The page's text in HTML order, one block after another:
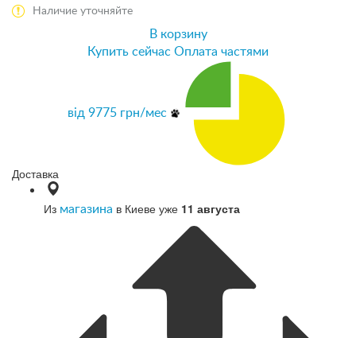
Наличие уточняйте
В корзину
Купить сейчас Оплата частями
від 9775грн/мес
Доставка
Из магазина в Киеве уже 11 августа